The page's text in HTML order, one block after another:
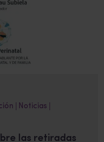
Noticias
las retiradas